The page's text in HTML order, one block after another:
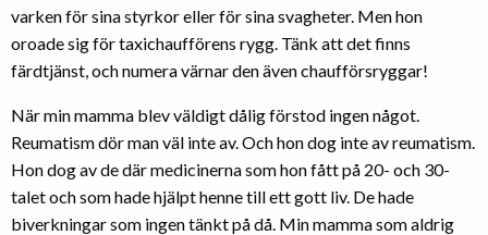
varken för sina styrkor eller för sina svagheter. Men hon
oroade sig för taxichaufförens rygg. Tänk att det finns
färdtjänst, och numera värnar den även chaufförsryggar!
När min mamma blev väldigt dålig förstod ingen något.
Reumatism dör man väl inte av. Och hon dog inte av reumatism.
Hon dog av de där medicinerna som hon fått på 20- och 30-
talet och som hade hjälpt henne till ett gott liv. De hade
biverkningar som ingen tänkt på då. Min mamma som aldrig